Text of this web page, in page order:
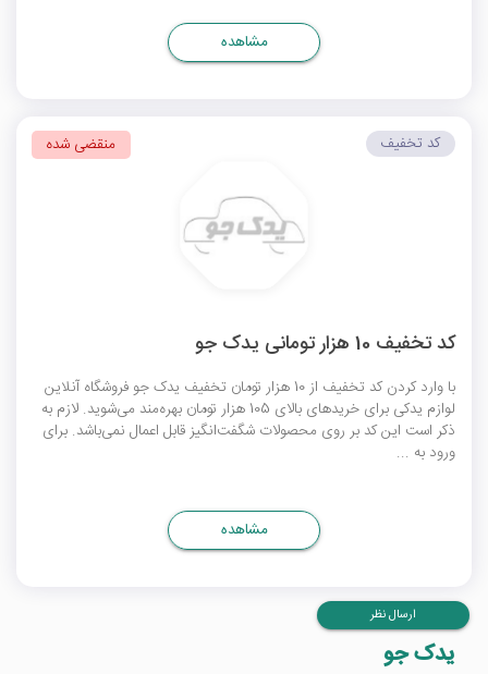
مشاهده
کد تخفیف 10 هزار تومانی یدک جو
با وارد کردن کد تخفیف از 10 هزار تومان تخفیف یدک جو فروشگاه آنلاین
لوازم یدکی برای خریدهای بالای 105 هزار تومان بهره‌مند می‌شوید. لازم به
ذکر است این کد بر روی محصولات شگفت‌انگیز قابل اعمال نمی‌باشد. برای
ورود به ...
کد تخفیف منقضی شده
مشاهده
ارسال نظر
یدک جو